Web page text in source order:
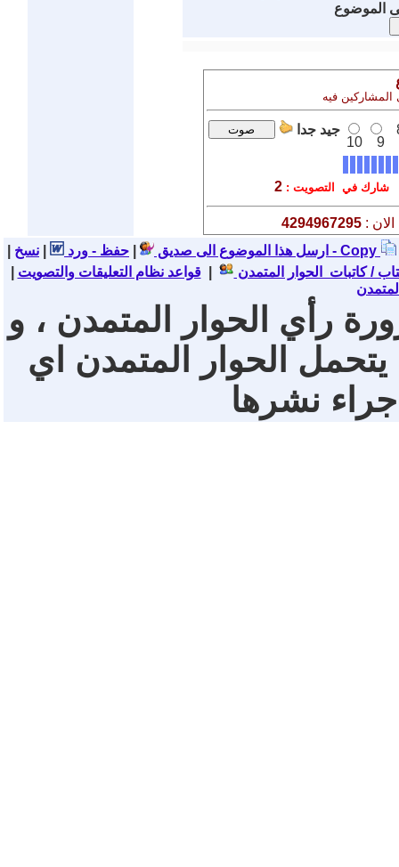
الموضوع
المشاركين فيه
9
10
جيد جدا
شارك في التصويت : 2
:
4294967295
ارسل هذا الموضوع الى صديق حفظ - ورد نسخ - Copy
/ كاتبات الحوار المتمدن |قواعد نظام التعليقات والتصويت
رأي الحوار المتمدن ، و
يتحمل الحوار المتمدن اي
جراء نشرها